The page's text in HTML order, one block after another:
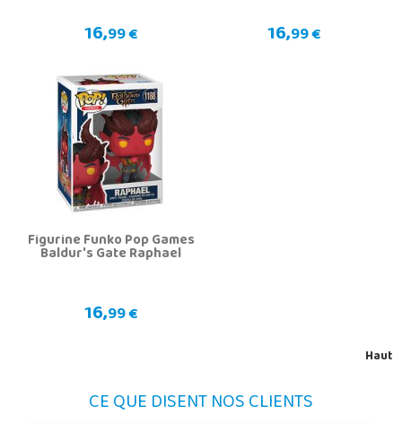
16,99 € 16,99 €
Figurine Funko Pop Games
Baldur's Gate Raphael
16,99 €
Haut
CE QUE DISENT NOS CLIENTS